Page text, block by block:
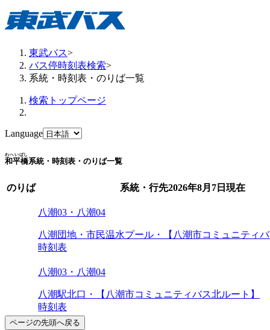
東武バス>
バス停時刻表検索>
系統・時刻表・のりば一覧
検索トップページ
Language
和平橋
わへいばし
系統・時刻表・のりば一覧
のりば 系統・行先2026年8月7日 現在
八潮03・八潮04
八潮団地・市民温水プール・【八潮市コミュニティバ
時刻表
八潮03・八潮04
八潮駅北口・【八潮市コミュニティバス北ルート】
時刻表
ページの先頭へ戻る